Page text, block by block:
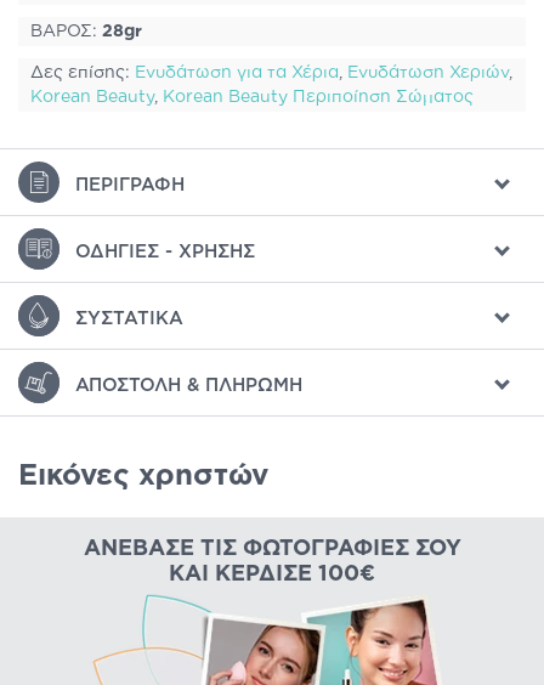
ΒΑΡΟΣ: 28gr
Δες επίσης: Ενυδάτωση για τα Χέρια, Ενυδάτωση Χεριών,
Korean Beauty, Korean Beauty Περιποίηση Σώματος
ΠΕΡΙΓΡΑΦΉ
ΟΔΗΓΊΕΣ - ΧΡΉΣΗΣ
ΣΥΣΤΑΤΙΚΆ
ΑΠΟΣΤΟΛΉ & ΠΛΗΡΩΜΉ
Εικόνες χρηστών
ΑΝΈΒΑΣΕ ΤΙΣ ΦΩΤΟΓΡΑΦΊΕΣ ΣΟΥ
ΚΑΙ ΚΈΡΔΙΣΕ 100€